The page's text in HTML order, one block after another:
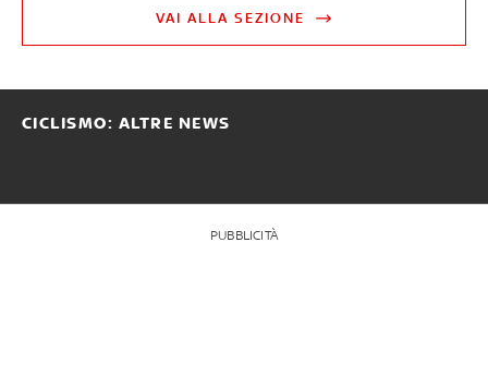
VAI ALLA SEZIONE
CICLISMO: ALTRE NEWS
PUBBLICITÀ